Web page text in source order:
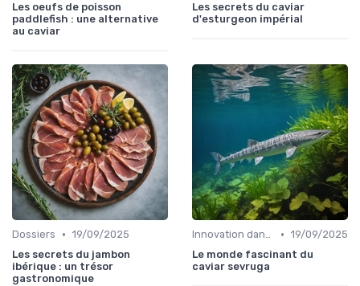
Les oeufs de poisson
paddlefish : une alternative
au caviar
Les secrets du caviar
d'esturgeon impérial
Dossiers • 19/09/2025
Les secrets du jambon
ibérique : un trésor
gastronomique
Innovation dans la food • 19/09/2025
Le monde fascinant du
caviar sevruga